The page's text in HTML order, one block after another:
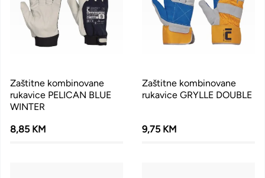
Zaštitne kombinovane
rukavice PELICAN BLUE
WINTER
8,85 KM
Zaštitne kombinovane
rukavice GRYLLE DOUBLE
9,75 KM